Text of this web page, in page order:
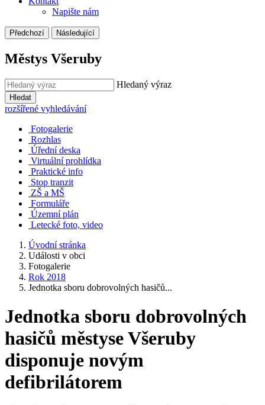
Napište nám
Předchozí Následující
Městys Všeruby
Hledaný výraz
Hledat
rozšířené vyhledávání
Fotogalerie
Rozhlas
Úřední deska
Virtuální prohlídka
Praktické info
Stop tranzit
ZŠ a MŠ
Formuláře
Územní plán
Letecké foto, video
Úvodní stránka
Události v obci
Fotogalerie
Rok 2018
Jednotka sboru dobrovolných hasičů...
Jednotka sboru dobrovolných
hasičů městyse Všeruby
disponuje novým
defibrilátorem